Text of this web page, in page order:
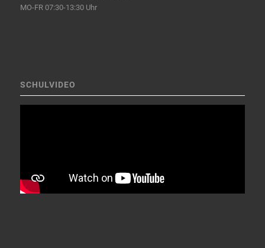
MO-FR 07:30-13:30 Uhr
SCHULVIDEO